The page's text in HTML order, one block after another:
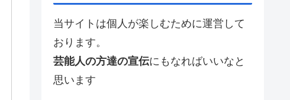
当サイトは個人が楽しむために運営して
おります。
芸能人の方達の宣伝にもなればいいなと
思います